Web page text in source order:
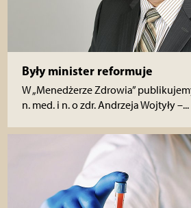
Były minister reformuje
W „Menedżerze Zdrowia”
n. med. i n. o zdr. Andrzeja Wojtyły –...